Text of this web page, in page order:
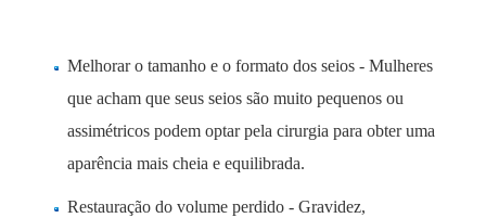
Melhorar o tamanho e o formato dos seios - Mulheres
que acham que seus seios são muito pequenos ou
assimétricos podem optar pela cirurgia para obter uma
aparência mais cheia e equilibrada.
Restauração do volume perdido - Gravidez,